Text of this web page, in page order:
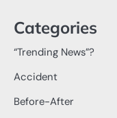
Categories
“Trending News”?
Accident
Before-After